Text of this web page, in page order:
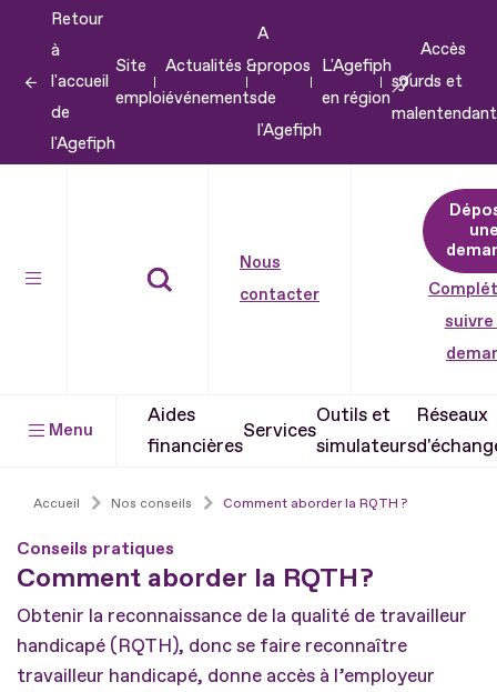
contenu
Retour
à
l'accueil
de
l'Agefiph
Site
emploi
Actualités &
événements
A
propos
de
l'Agefiph
L'Agefiph
en région
Accès
sourds et
Nous
contacter
suivre
Menu
Aides
financières
Services
Outils et
simulateurs
Réseaux
Accueil Nos conseils Comment aborder la RQTH ?
Conseils pratiques
Comment aborder la RQTH ?
Obtenir la reconnaissance de la qualité de travailleur
handicapé (RQTH), donc se faire reconnaître
travailleur handicapé, donne accès à l’employeur